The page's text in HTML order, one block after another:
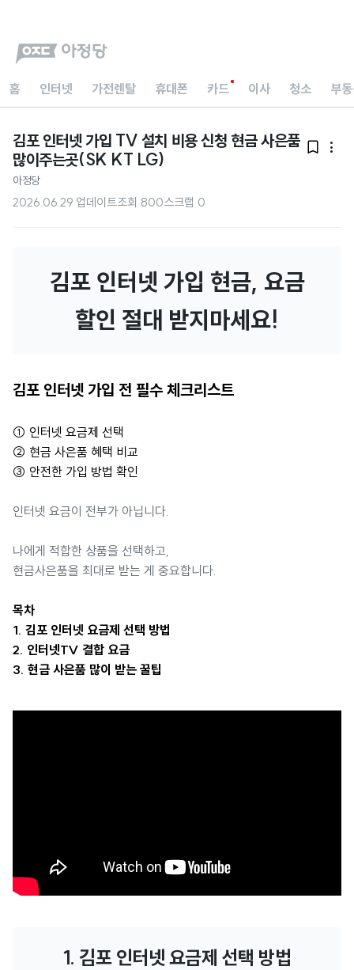
홈 인터넷 가전렌탈 휴대폰 카드 이사 청소 부
김포 인터넷 가입 TV 설치 비용 신청 현금 사은품
많이주는곳(SK KT LG)
 
아정당
2026.06.29 업데이트조회 800스크랩 0
김포 인터넷 가입 현금, 요금
할인 절대 받지마세요!
김포 인터넷 가입 전 필수 체크리스트
① 인터넷 요금제 선택
② 현금 사은품 혜택 비교
③ 안전한 가입 방법 확인
인터넷 요금이 전부가 아닙니다.
나에게 적합한 상품을 선택하고,
현금사은품을 최대로 받는 게 중요합니다.
목차
1. 김포 인터넷 요금제 선택 방법
2. 인터넷TV 결합 요금
3. 현금 사은품 많이 받는 꿀팁
1. 김포 인터넷 요금제 선택 방법